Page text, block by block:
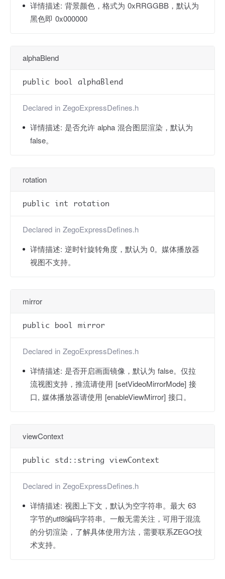
详情描述: 背景颜色，格式为 0xRRGGBB，默认为
黑色即 0x000000
alphaBlend
public bool alphaBlend
Declared in ZegoExpressDefines.h
详情描述: 是否允许 alpha 混合图层渲染，默认为
false。
rotation
public int rotation
Declared in ZegoExpressDefines.h
详情描述: 逆时针旋转角度，默认为 0。媒体播放器
视图不支持。
mirror
public bool mirror
Declared in ZegoExpressDefines.h
详情描述: 是否开启画面镜像，默认为 false。仅拉
流视图支持，推流请使用 [setVideoMirrorMode] 接
口, 媒体播放器请使用 [enableViewMirror] 接口。
viewContext
public std::string viewContext
Declared in ZegoExpressDefines.h
详情描述: 视图上下文，默认为空字符串。最大 63
字节的utf8编码字符串。一般无需关注，可用于混流
的分切渲染，了解具体使用方法，需要联系ZEGO技
术支持。